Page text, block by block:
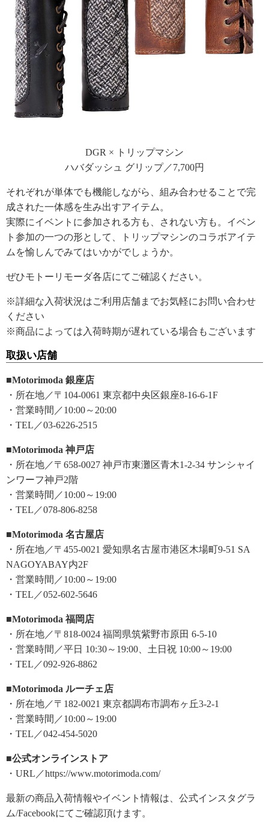
DGR × トリップマシン
ハバダッシュ グリップ／7,700円
それぞれが単体でも機能しながら、組み合わせることで完
成された一体感を生み出すアイテム。
実際にイベントに参加される方も、されない方も。イベン
ト参加の一つの形として、トリップマシンのコラボアイテ
ムを愉しんでみてはいかがでしょうか。
ぜひモトーリモーダ各店にてご確認ください。
※詳細な入荷状況はご利用店舗までお気軽にお問い合わせ
ください
※商品によっては入荷時期が遅れている場合もございます
取扱い店舗
■Motorimoda 銀座店
・所在地／〒104-0061 東京都中央区銀座8-16-6-1F
・営業時間／10:00～20:00
・TEL／03-6226-2515
■Motorimoda 神戸店
・所在地／〒658-0027 神戸市東灘区青木1-2-34 サンシャイ
ンワーフ神戸2階
・営業時間／10:00～19:00
・TEL／078-806-8258
■Motorimoda 名古屋店
・所在地／〒455-0021 愛知県名古屋市港区木場町9-51 SA
NAGOYABAY内2F
・営業時間／10:00～19:00
・TEL／052-602-5646
■Motorimoda 福岡店
・所在地／〒818-0024 福岡県筑紫野市原田 6-5-10
・営業時間／平日 10:30～19:00、土日祝 10:00～19:00
・TEL／092-926-8862
■Motorimoda ルーチェ店
・所在地／〒182-0021 東京都調布市調布ヶ丘3-2-1
・営業時間／10:00～19:00
・TEL／042-454-5020
■公式オンラインストア
・URL／https://www.motorimoda.com/
最新の商品入荷情報やイベント情報は、公式インスタグラ
ム/Facebookにてご確認頂けます。